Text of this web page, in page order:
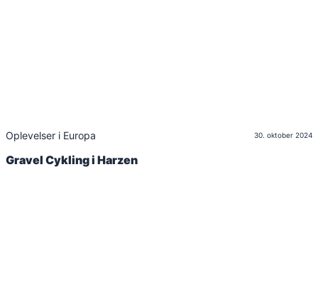
Oplevelser i Europa 30. oktober 2024
Gravel Cykling i Harzen